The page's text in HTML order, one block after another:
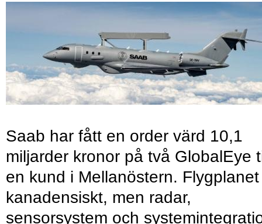
Saab har fått en order värd 10,1
miljarder kronor på två GlobalEye
en kund i Mellanöstern.
kanadensiskt, men radar,
sensorsystem och